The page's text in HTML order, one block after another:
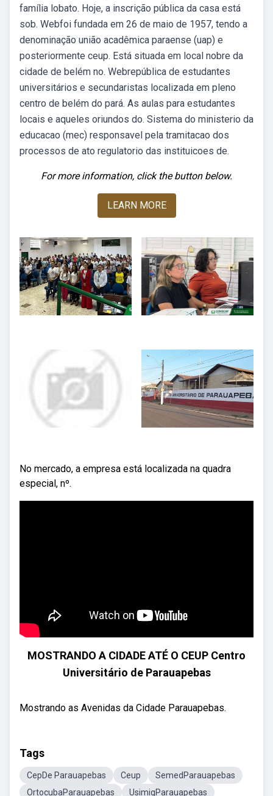
família lobato. Hoje, a inscrição pública da casa está
sob. Webfoi fundada em 26 de maio de 1957, tendo a
denominação união acadêmica paraense (uap) e
posteriormente ceup. Está situada em local nobre da
cidade de belém no. Webrepública de estudantes
universitários e secundaristas localizada em pleno
centro de belém do pará. As aulas para estudantes
locais e aqueles oriundos do. Sistema do ministerio da
educacao (mec) responsavel pela tramitacao dos
processos de ato regulatorio das instituicoes de.
For more information, click the button below.
LEARN MORE
No mercado, a empresa está localizada na quadra
especial, nº.
MOSTRANDO A CIDADE ATÉ O CEUP Centro
Universitário de Parauapebas
Mostrando as Avenidas da Cidade Parauapebas.
Tags
CepDe Parauapebas Ceup
SemedParauapebas
OrtocubaParauapebas
UsimigParauapebas